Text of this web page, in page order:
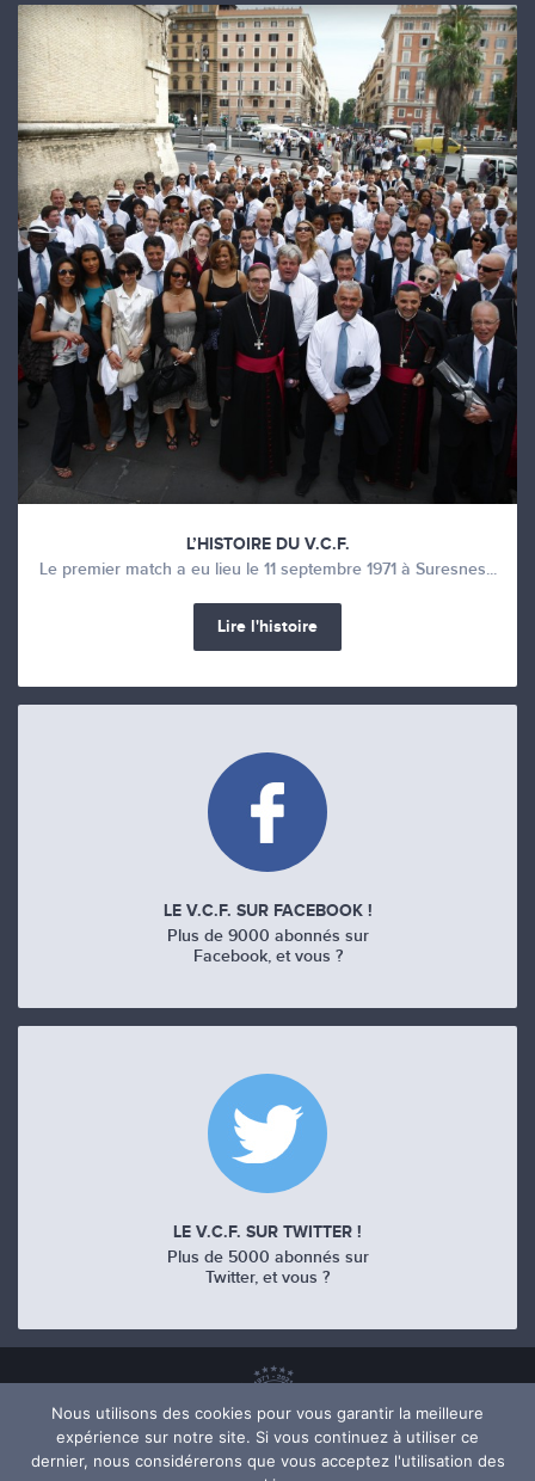
L’HISTOIRE DU V.C.F.
Le premier match a eu lieu le 11 septembre 1971 à Suresnes...
Lire l'histoire
LE V.C.F. SUR FACEBOOK !
Plus de 9000 abonnés sur
Facebook, et vous ?
LE V.C.F. SUR TWITTER !
Plus de 5000 abonnés sur
Twitter, et vous ?
Nous utilisons des cookies pour vous garantir la meilleure
expérience sur notre site. Si vous continuez à utiliser ce
dernier, nous considérerons que vous acceptez l'utilisation des